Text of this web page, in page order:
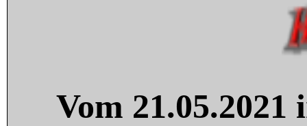
Vom